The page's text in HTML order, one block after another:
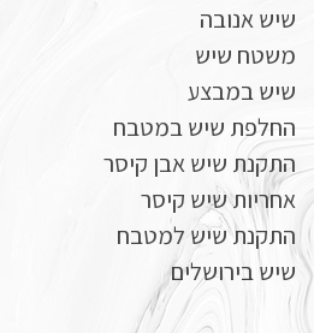
שיש אנובה
משטח שיש
שיש במבצע
החלפת שיש במטבח
התקנת שיש אבן קיסר
אחריות שיש קיסר
התקנת שיש למטבח
שיש בירושלים